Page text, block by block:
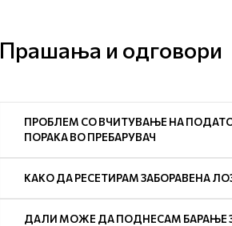
Прашања и одговори
ПРОБЛЕМ СО ВЧИТУВАЊЕ НА
ПОРАКА ВО ПРЕБАРУВАЧ
КАКО ДА РЕСЕТИРАМ ЗАБОРАВЕНА
ДАЛИ МОЖЕ ДА ПОДНЕСАМ БАРАЊЕ